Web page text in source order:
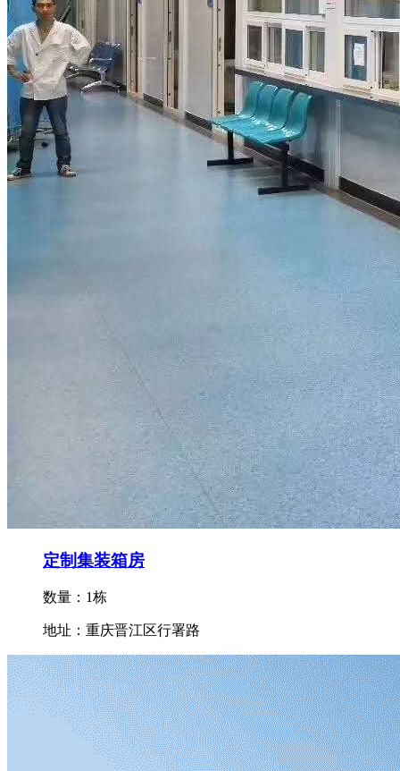
定制集装箱房
数量：1栋
地址：重庆晋江区行署路